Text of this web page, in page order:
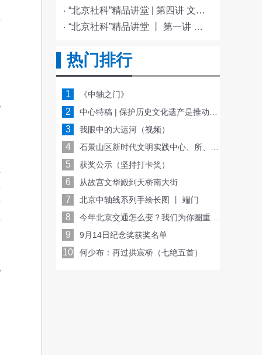
“北京社科”精品讲堂 | 第四讲 文化与科技融合赋能新质生产力发展
“北京社科”精品讲堂 丨 第一讲 《红楼梦》的北京情缘
热门排行
1 《中轴之门》
2 中心特稿 | 保护历史文化遗产是推动文化传承发展的重要基础
3 我眼中的大运河（视频）
4 石景山区新时代文明实践中心、所、站三级联动 共同收看北京社会科学普及周开幕仪式
5 获奖公示（坚持打卡奖）
6 从故宫文华殿到天桥南大街
7 北京中轴线系列手绘长图 丨 端门
8 今年北京交通怎么变？我们为你圈重点！
9 9月14日纪念奖获奖名单
10 何少布：再过拱宸桥（七绝五首）